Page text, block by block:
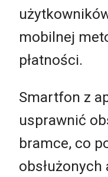
mobilnej
płatności.
Smartfon z
usprawnić
bramce, co